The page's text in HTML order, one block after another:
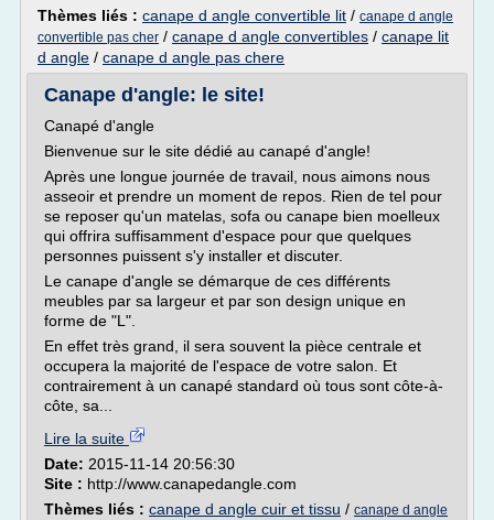
Thèmes liés : canape d angle convertible lit / canape d angle
convertible pas cher / canape d angle convertibles / canape lit
d angle / canape d angle pas chere
Canape d'angle: le site!
Canapé d'angle
Bienvenue sur le site dédié au canapé d'angle!
Après une longue journée de travail, nous aimons nous
asseoir et prendre un moment de repos. Rien de tel pour
se reposer qu'un matelas, sofa ou canape bien moelleux
qui offrira suffisamment d'espace pour que quelques
personnes puissent s'y installer et discuter.
Le canape d'angle se démarque de ces différents
meubles par sa largeur et par son design unique en
forme de "L".
En effet très grand, il sera souvent la pièce centrale et
occupera la majorité de l'espace de votre salon. Et
contrairement à un canapé standard où tous sont côte-à-
côte, sa...
Lire la suite
Date: 2015-11-14 20:56:30
Site : http://www.canapedangle.com
Thèmes liés : canape d angle cuir et tissu / canape d angle